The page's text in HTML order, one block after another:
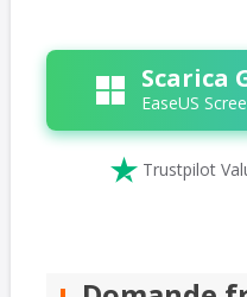
Scarica
EaseUS
 Trustpilot